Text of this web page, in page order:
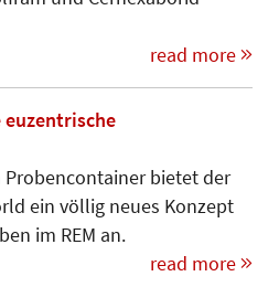
read more
euzentrische
bietet der
ein völlig neues Konzept
im REM an.
read more